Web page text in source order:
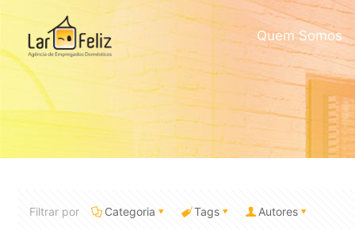
Quem Somos
Filtrar por Categoria Tags Autores